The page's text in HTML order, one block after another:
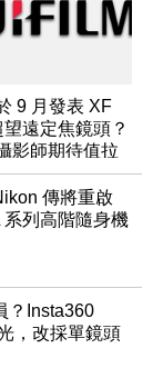
9 月發表 XF
遠定焦鏡頭？
影師期待值拉
傳將重啟
列高階隨身機
？Insta360
，改採單鏡頭